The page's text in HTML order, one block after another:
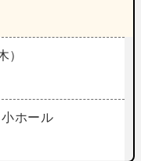
）
ホール